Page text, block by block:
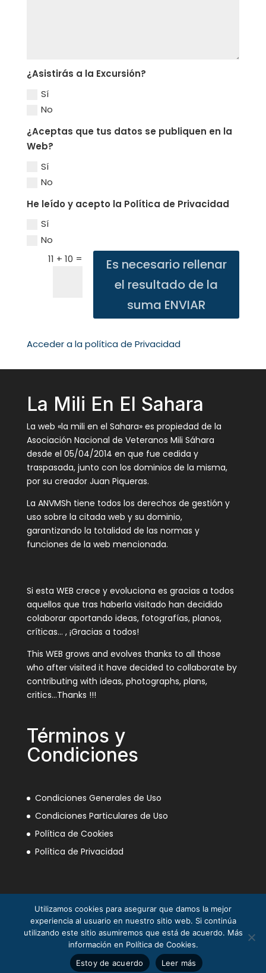
¿Asistirás a la Excursión?
Sí
No
¿Aceptas que tus datos se publiquen en la
Web?
Sí
No
He leído y acepto la Política de Privacidad
Sí
No
11 + 10 =
Es necesario rellenar
el resultado de la
suma ENVIAR
Acceder a la política de Privacidad
La Mili En El Sahara
La web «la mili en el Sahara» es propiedad de la
Asociación Nacional de Veteranos Mili Sáhara
desde el 05/04/2014 en que fue cedida y
traspasada, junto con los dominios de la misma,
por su creador Juan Piqueras.
La ANVMSh tiene todos los derechos de gestión y
uso sobre la citada web y su dominio,
garantizando la totalidad de las normas y
funciones de la web mencionada.
Si esta WEB crece y evoluciona es gracias a todos
aquellos que tras haberla visitado han decidido
colaborar aportando ideas, fotografías, planos,
críticas… , ¡Gracias a todos!
This WEB grows and evolves thanks to all those
who after visited it have decided to collaborate by
contributing with ideas, photographs, plans,
critics…Thanks !!!
Términos y
Condiciones
Condiciones Generales de Uso
Condiciones Particulares de Uso
Política de Cookies
Política de Privacidad
La Mili en el Sáhara ® Juan Piqueras 2003-2013
© Asociación Nacional Veteranos Mili Sáhara 2025
Utilizamos cookies para asegurar que damos la mejor
experiencia al usuario en nuestro sitio web. Si continúa
utilizando este sitio asumiremos que está de acuerdo. Más
información en Política de Cookies.
Estoy de acuerdo
Leer más